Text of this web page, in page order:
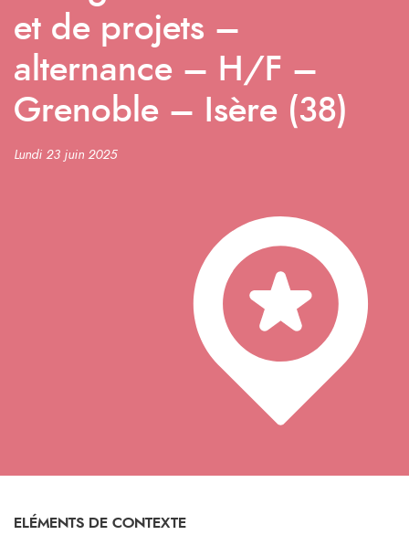
et de projets –
alternance – H/F –
Grenoble – Isère (38)
Lundi 23 juin 2025
ELÉMENTS DE CONTEXTE